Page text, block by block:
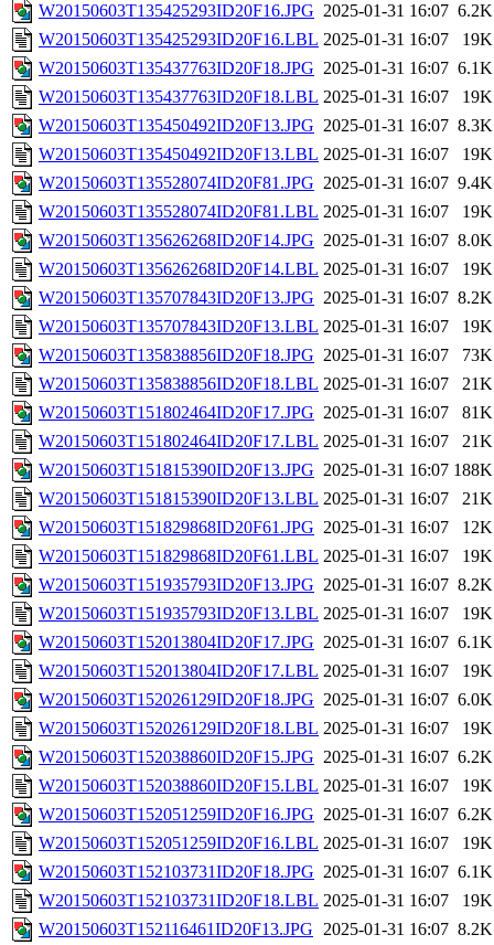
W20150603T135425293ID20F16.JPG 2025-01-31 16:07 6.2K
W20150603T135425293ID20F16.LBL 2025-01-31 16:07
19K
W20150603T135437763ID20F18.JPG 2025-01-31 16:07 6.1K
W20150603T135437763ID20F18.LBL 2025-01-31 16:07
19K
W20150603T135450492ID20F13.JPG 2025-01-31 16:07 8.3K
W20150603T135450492ID20F13.LBL 2025-01-31 16:07
19K
W20150603T135528074ID20F81.JPG 2025-01-31 16:07 9.4K
W20150603T135528074ID20F81.LBL 2025-01-31 16:07
19K
W20150603T135626268ID20F14.JPG 2025-01-31 16:07 8.0K
W20150603T135626268ID20F14.LBL 2025-01-31 16:07
19K
W20150603T135707843ID20F13.JPG 2025-01-31 16:07 8.2K
W20150603T135707843ID20F13.LBL 2025-01-31 16:07
19K
W20150603T135838856ID20F18.JPG 2025-01-31 16:07
73K
W20150603T135838856ID20F18.LBL 2025-01-31 16:07
21K
W20150603T151802464ID20F17.JPG 2025-01-31 16:07
81K
W20150603T151802464ID20F17.LBL 2025-01-31 16:07
21K
W20150603T151815390ID20F13.JPG 2025-01-31 16:07 188K
W20150603T151815390ID20F13.LBL 2025-01-31 16:07
21K
W20150603T151829868ID20F61.JPG 2025-01-31 16:07
12K
W20150603T151829868ID20F61.LBL 2025-01-31 16:07
19K
W20150603T151935793ID20F13.JPG 2025-01-31 16:07 8.2K
W20150603T151935793ID20F13.LBL 2025-01-31 16:07
19K
W20150603T152013804ID20F17.JPG 2025-01-31 16:07 6.1K
W20150603T152013804ID20F17.LBL 2025-01-31 16:07
19K
W20150603T152026129ID20F18.JPG 2025-01-31 16:07 6.0K
W20150603T152026129ID20F18.LBL 2025-01-31 16:07
19K
W20150603T152038860ID20F15.JPG 2025-01-31 16:07 6.2K
W20150603T152038860ID20F15.LBL 2025-01-31 16:07
19K
W20150603T152051259ID20F16.JPG 2025-01-31 16:07 6.2K
W20150603T152051259ID20F16.LBL 2025-01-31 16:07
19K
W20150603T152103731ID20F18.JPG 2025-01-31 16:07 6.1K
W20150603T152103731ID20F18.LBL 2025-01-31 16:07
19K
W20150603T152116461ID20F13.JPG 2025-01-31 16:07 8.2K